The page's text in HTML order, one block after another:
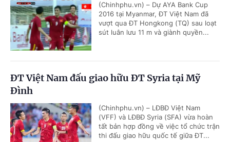
(Chinhphu.vn) – Dự AYA Bank Cup
2016 tại Myanmar, ĐT Việt Nam đã
vượt qua ĐT Hongkong (TQ) sau loạt
sút luân lưu 11 m và giành quyền...
ĐT Việt Nam đấu giao hữu ĐT Syria tại Mỹ
Đình
(Chinhphu.vn) – LĐBĐ Việt Nam
(VFF) và LĐBĐ Syria (SFA) vừa hoàn
tất bản hợp đồng về việc tổ chức trận
thi đấu giao hữu quốc tế giữa ĐT...